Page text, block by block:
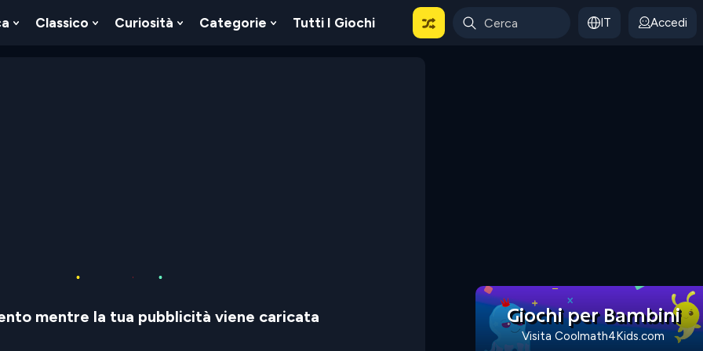
Show
Classico
Show
Curiosità
Show
Categorie
Show
Tutti I Giochi IT Accedi
mentre la tua pubblicità viene caricata Giochi per Bambini
Visita Coolmath4Kids.com